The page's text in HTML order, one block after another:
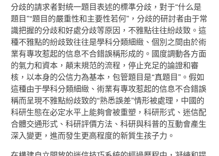
分歧的請求者對統一題目表述的標準分歧，對于“什么是
題目”“題目的嚴重性和主要性若何”，分歧的研討者由于常
識把握的分歧和好處分歧等原因，不雅點往往紛歧致。這
種不雅點的紛歧致往往是學科分類細緻、個別之間由於術
業有專攻惹起的信息不合錯誤稱形成的。國度調動各方面
的氣力和資本，顛末規范的流程，停止充足的論證和審
核，以本身的公信力為基本，包管題目是“真題目”。假如
這種由于學科分類細緻、術業有專攻惹起的信息不合錯誤
稱而呈現不雅點紛歧致的“熟悉誤差”情形被處理，中國的
科研生態在必定水平上能夠會被重塑，科研形式、迷信配
合體交通形式、科研評價方法、科研與科普的互動會產生
深入變更，進而發生更高程度的新質生孩子力。